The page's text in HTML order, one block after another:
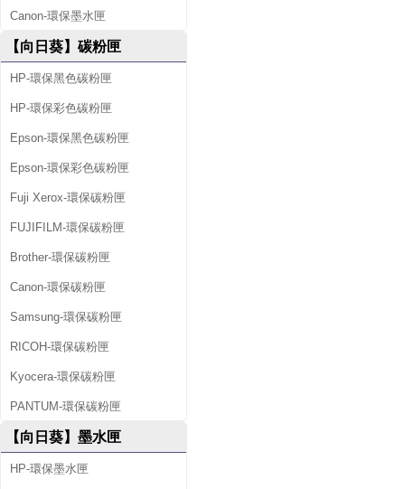
Canon-環保墨水匣
【向日葵】碳粉匣
HP-環保黑色碳粉匣
HP-環保彩色碳粉匣
Epson-環保黑色碳粉匣
Epson-環保彩色碳粉匣
Fuji Xerox-環保碳粉匣
FUJIFILM-環保碳粉匣
Brother-環保碳粉匣
Canon-環保碳粉匣
Samsung-環保碳粉匣
RICOH-環保碳粉匣
Kyocera-環保碳粉匣
PANTUM-環保碳粉匣
【向日葵】墨水匣
HP-環保墨水匣